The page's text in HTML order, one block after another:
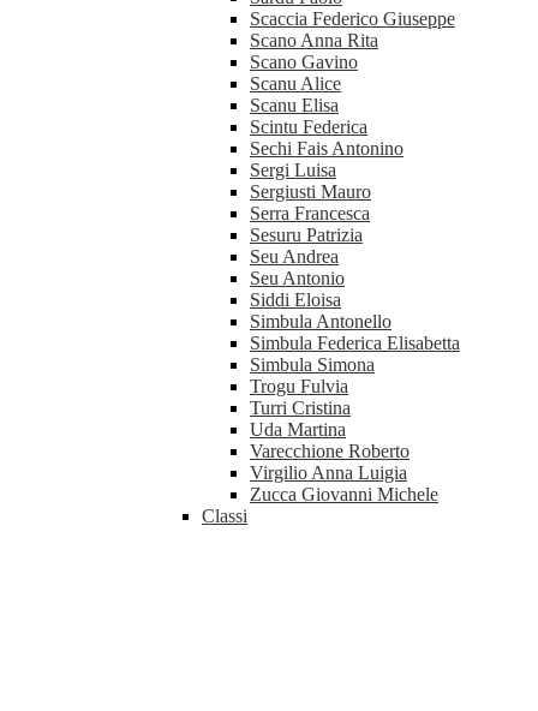
Scaccia Federico Giuseppe
Scano Anna Rita
Scano Gavino
Scanu Alice
Scanu Elisa
Scintu Federica
Sechi Fais Antonino
Sergi Luisa
Sergiusti Mauro
Serra Francesca
Sesuru Patrizia
Seu Andrea
Seu Antonio
Siddi Eloisa
Simbula Antonello
Simbula Federica Elisabetta
Simbula Simona
Trogu Fulvia
Turri Cristina
Uda Martina
Varecchione Roberto
Virgilio Anna Luigia
Zucca Giovanni Michele
Classi